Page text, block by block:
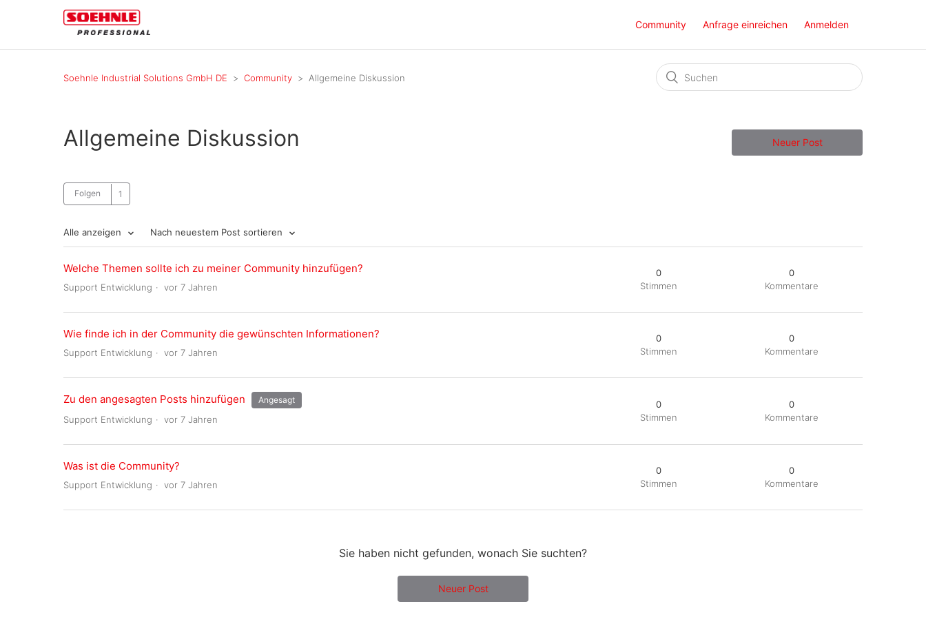
Community Anfrage einreichen Anmelden
Soehnle Industrial Solutions GmbH DE Community Allgemeine Diskussion
Allgemeine Diskussion Neuer Post
Folgen
Alle anzeigen Nach neuestem Post sortieren
Welche Themen sollte ich zu meiner Community hinzufügen?
Support Entwicklung vor 7 Jahren
0
Stimmen
0
Kommentare
Wie finde ich in der Community die gewünschten Informationen?
Support Entwicklung vor 7 Jahren
0
Stimmen
0
Kommentare
Zu den angesagten Posts hinzufügen Angesagt
Support Entwicklung vor 7 Jahren
0
Stimmen
0
Kommentare
Was ist die Community?
Support Entwicklung vor 7 Jahren
0
Stimmen
0
Kommentare
Sie haben nicht gefunden, wonach Sie suchten?
Neuer Post